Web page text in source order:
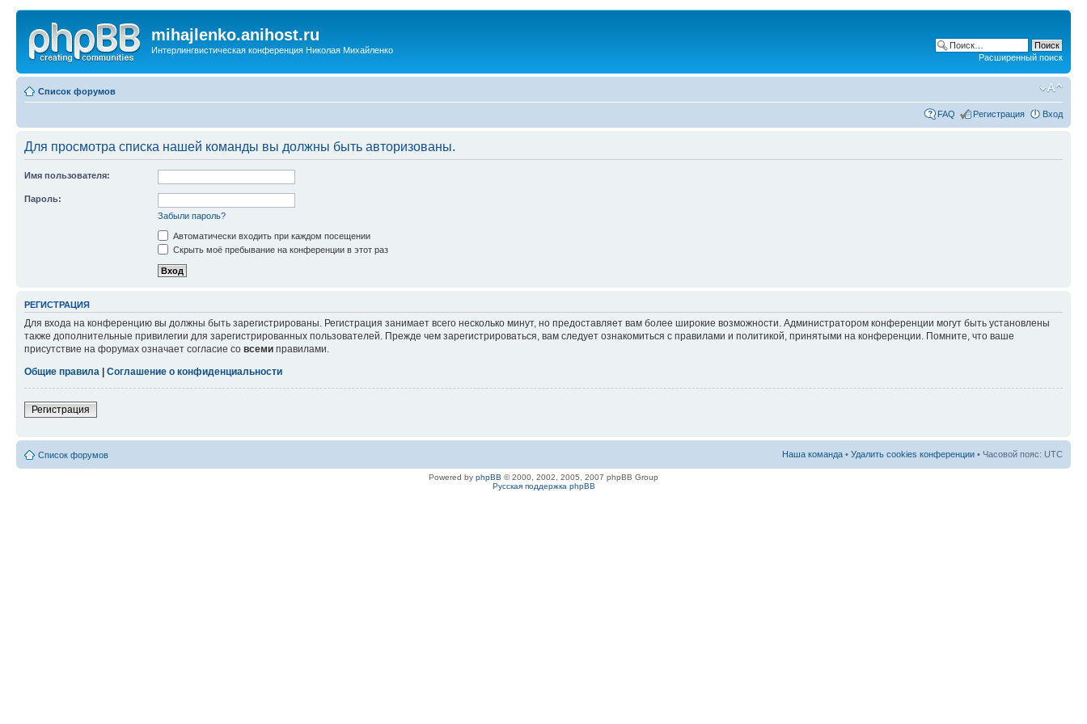
mihajlenko.anihost.ru
Интерлингвистическая конференция Николая Михайленко
Расширенный поиск
Список форумов
FAQ Регистрация Вход
Для просмотра списка нашей команды вы должны быть авторизованы.
Имя пользователя:
Пароль:
Забыли пароль?
Автоматически входить при каждом посещении
Скрыть моё пребывание на конференции в этот раз
РЕГИСТРАЦИЯ
Для входа на конференцию вы должны быть зарегистрированы. Регистрация занимает всего несколько минут, но предоставляет вам более широкие возможности. Администратором конференции могут быть установлены
также дополнительные привилегии для зарегистрированных пользователей. Прежде чем зарегистрироваться, вам следует ознакомиться с правилами и политикой, принятыми на конференции. Помните, что ваше
присутствие на форумах означает согласие со всеми правилами.
Общие правила
Соглашение о конфиденциальности
Регистрация
Список форумов Наша команда • Удалить cookies конференции • Часовой пояс: UTC
Powered by phpBB © 2000, 2002, 2005, 2007 phpBB Group
Русская поддержка phpBB